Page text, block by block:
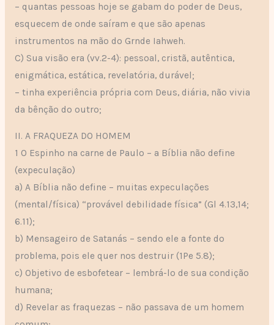
– quantas pessoas hoje se gabam do poder de Deus,
esquecem de onde saíram e que são apenas
instrumentos na mão do Grnde Iahweh.
C) Sua visão era (vv.2-4): pessoal, cristã, autêntica,
enigmática, estática, revelatória, durável;
– tinha experiência própria com Deus, diária, não vivia
da bênção do outro;
II. A FRAQUEZA DO HOMEM
1 O Espinho na carne de Paulo – a Bíblia não define
(expeculação)
a) A Bíblia não define – muitas expeculações
(mental/física) “provável debilidade física” (Gl 4.13,14;
6.11);
b) Mensageiro de Satanás – sendo ele a fonte do
problema, pois ele quer nos destruir (1Pe 5.8);
c) Objetivo de esbofetear – lembrá-lo de sua condição
humana;
d) Revelar as fraquezas – não passava de um homem